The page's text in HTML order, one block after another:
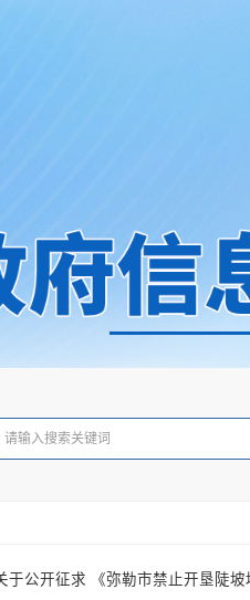
于公开征求 《弥勒市禁止开垦陡